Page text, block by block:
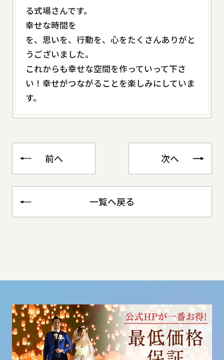
る式場さんです。
幸せな時間を
を、思いを、行動を、心をたくさんありがと
うございました。
これからも幸せな空間を作っていって下さ
い！幸せがつながることを楽しみにしていま
す。
前へ 次へ
一覧へ戻る